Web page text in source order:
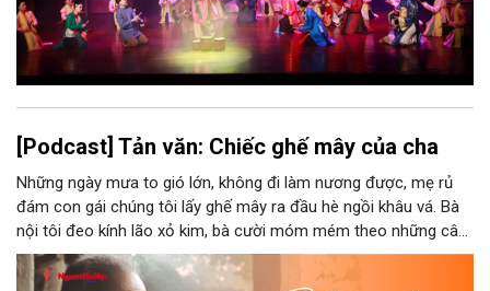
[Podcast] Tản văn: Chiếc ghế mây của cha
Những ngày mưa to gió lớn, không đi làm nương được, mẹ rủ
đám con gái chúng tôi lấy ghế mây ra đầu hè ngồi khâu vá. Bà
nội tôi đeo kính lão xỏ kim, bà cười móm mém theo những câu
chuyện kể tếu táo của đám trẻ chúng tôi. Chiếc ghế mây phát
ra âm thanh kin kít chịu đựng sức nặng cơ thể con người theo